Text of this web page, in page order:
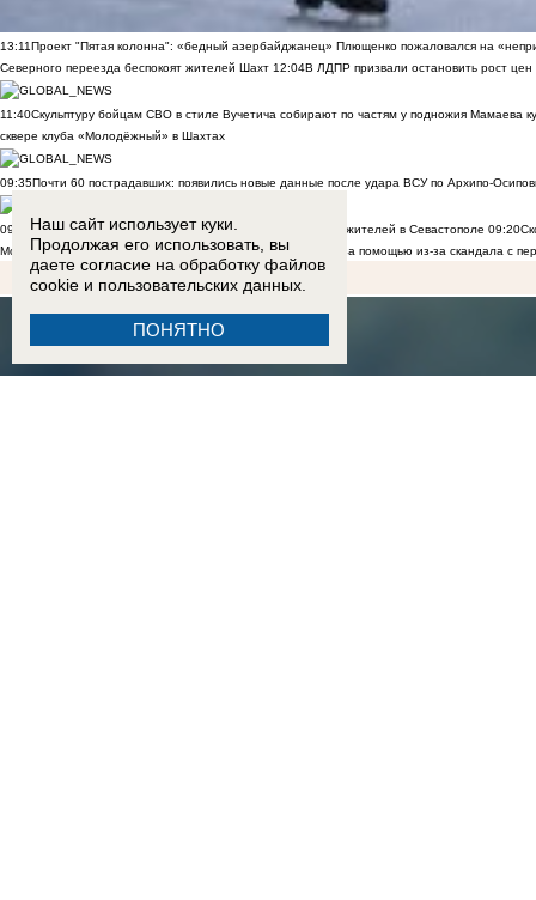
13:11Проект "Пятая колонна": «бедный азербайджанец» Плющенко пожаловался на
Северного переезда беспокоят жителей Шахт 12:04В ЛДПР призвали остановить рост цен
11:40Скульптуру бойцам СВО в стиле Вучетича собирают по частям у подножия Мамаева
сквере клуба «Молодёжный» в Шахтах
09:35Почти 60 пострадавших: появились новые данные после удара ВСУ по Архипо-
09:27Военнослужащий расстрелял сослуживцев и мирных жителей в Севастополе 09:20
Морозов ВИДЕО 09:00Дончане обратились к Бастрыкину за помощью из-за скандала с
Наш сайт использует куки.
Продолжая его использовать, вы
даете согласие на обработку файлов
cookie и пользовательских данных.
ПОНЯТНО